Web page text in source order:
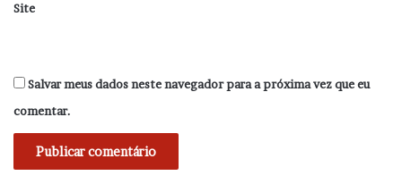
Site
Salvar meus dados neste navegador para a próxima vez que eu
comentar.